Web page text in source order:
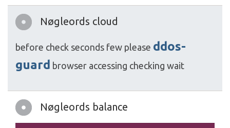
Nøgleords cloud
before check seconds few please ddos-
guard browser accessing checking wait
Nøgleords balance